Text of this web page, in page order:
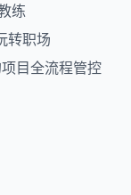
练
转职场
目全流程管控